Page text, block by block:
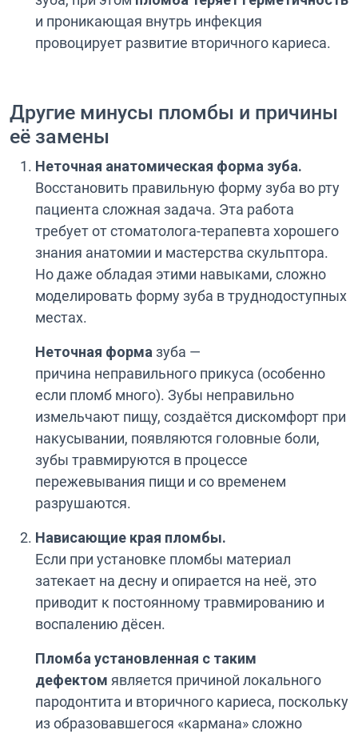
и проникающая внутрь инфекция
провоцирует развитие вторичного кариеса.
Другие минусы пломбы и причины
её замены
Неточная анатомическая форма зуба.
Восстановить правильную форму зуба во рту
пациента сложная задача. Эта работа
требует от стоматолога-терапевта хорошего
знания анатомии и мастерства скульптора.
Но даже обладая этими навыками, сложно
моделировать форму зуба в труднодоступных
местах.
Неточная форма зуба —
причина неправильного прикуса (особенно
если пломб много). Зубы неправильно
измельчают пищу, создаётся дискомфорт при
накусывании, появляются головные боли,
зубы травмируются в процессе
пережевывания пищи и со временем
разрушаются.
Нависающие края пломбы.
Если при установке пломбы материал
затекает на десну и опирается на неё, это
приводит к постоянному травмированию и
воспалению дёсен.
Пломба установленная с таким
дефектом является причиной локального
пародонтита и вторичного кариеса, поскольку
из образовавшегося «кармана» сложно